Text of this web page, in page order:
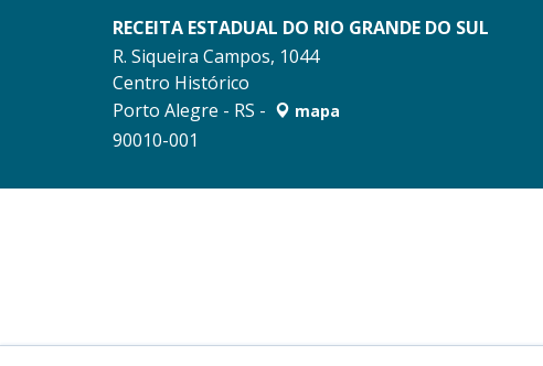
RECEITA ESTADUAL DO RIO GRANDE DO SUL
R. Siqueira Campos, 1044
Centro Histórico
Porto Alegre - RS -
mapa
90010-001